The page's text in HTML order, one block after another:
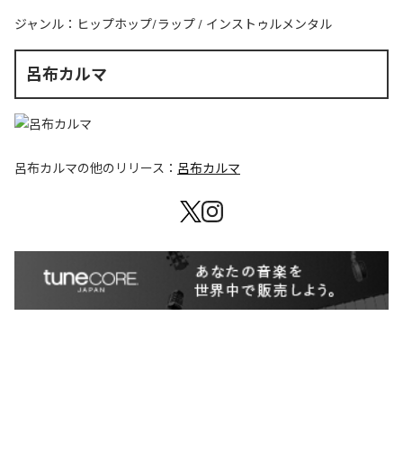
ジャンル： ヒップホップ/ラップ / インストゥルメンタル
呂布カルマ
呂布カルマの他のリリース： 呂布カルマ